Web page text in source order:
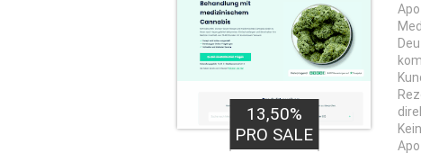
3,00€
PRO LEAD
13,50%
PRO SALE